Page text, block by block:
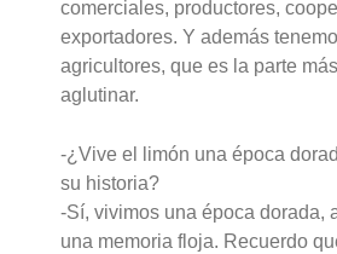
comerciales, productores,
exportadores. Y además
agricultores, que es la parte
aglutinar.
-¿Vive el limón una época
su historia?
-Sí, vivimos una época dorada,
una memoria floja. Recuerdo